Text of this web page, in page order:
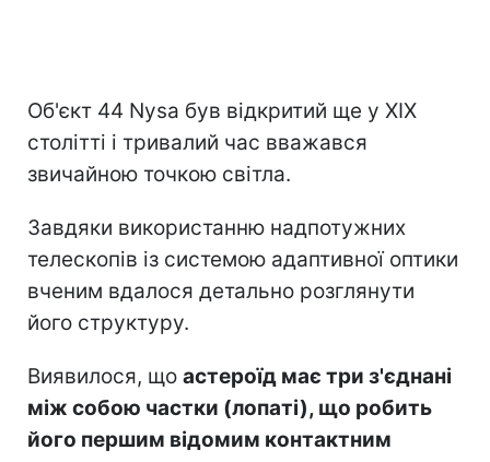
Об'єкт 44 Nysa був відкритий ще у XIX
столітті і тривалий час вважався
звичайною точкою світла.
Завдяки використанню надпотужних
телескопів із системою адаптивної оптики
вченим вдалося детально розглянути
його структуру.
Виявилося, що астероїд має три з'єднані
між собою частки (лопаті), що робить
його першим відомим контактним